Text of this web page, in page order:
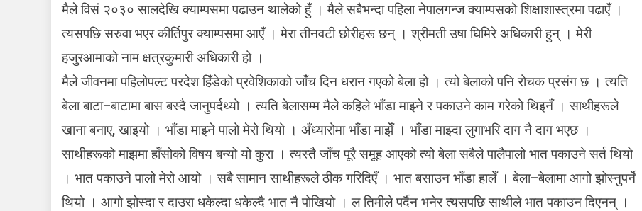
मैले विसं २०३० सालदेखि क्याम्पसमा पढाउन थालेको हुँ । मैले सबैभन्दा पहिला नेपालगन्ज क्याम्पसको शिक्षाशास्त्रमा पढाएँ ।
त्यसपछि सरुवा भएर कीर्तिपुर क्याम्पसमा आएँ । मेरा तीनवटी छोरीहरू छन् । श्रीमती उषा घिमिरे अधिकारी हुन् । मेरी
हजुरआमाको नाम क्षत्रकुमारी अधिकारी हो ।
मैले जीवनमा पहिलोपल्ट परदेश हिँडेको प्रवेशिकाको जाँच दिन धरान गएको बेला हो । त्यो बेलाको पनि रोचक प्रसंग छ । त्यति
बेला बाटा–बाटामा बास बस्दै जानुपर्दथ्यो । त्यति बेलासम्म मैले कहिले भाँडा माझ्ने र पकाउने काम गरेको थिइनँ । साथीहरूले
खाना बनाए, खाइयो । भाँडा माझ्ने पालो मेरो थियो । अँध्यारोमा भाँडा माझेँ । भाँडा माझ्दा लुगाभरि दाग नै दाग भएछ ।
साथीहरूको माझमा हाँसोको विषय बन्यो यो कुरा । त्यस्तै जाँच पूरै समूह आएको त्यो बेला सबैले पालैपालो भात पकाउने सर्त थियो
। भात पकाउने पालो मेरो आयो । सबै सामान साथीहरूले ठीक गरिदिएँ । भात बसाउन भाँडा हालेँ । बेला–बेलामा आगो झोस्नुपर्ने
थियो । आगो झोस्दा र दाउरा धकेल्दा धकेल्दै भात नै पोखियो । ल तिमीले पर्दैन भनेर त्यसपछि साथीले भात पकाउन दिएनन् ।